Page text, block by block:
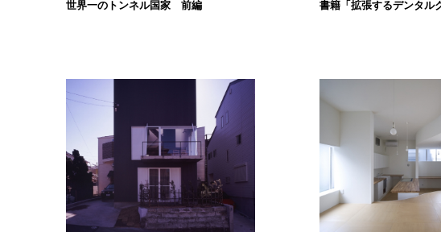
書籍「拡張するデンタル
世界一のトンネル国家 前編